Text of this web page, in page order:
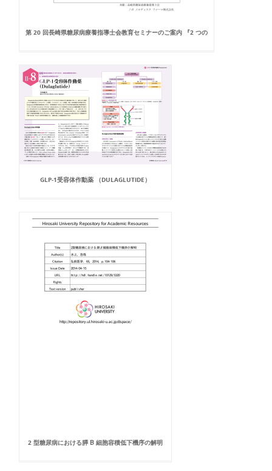
第 20 回長崎県糖尿病療養指導士会教育セミナーのご案内 『2 つの
GLP-1受容体作動薬 （DULAGLUTIDE）
2 型糖尿病における膵 Β 細胞容積低下機序の解明